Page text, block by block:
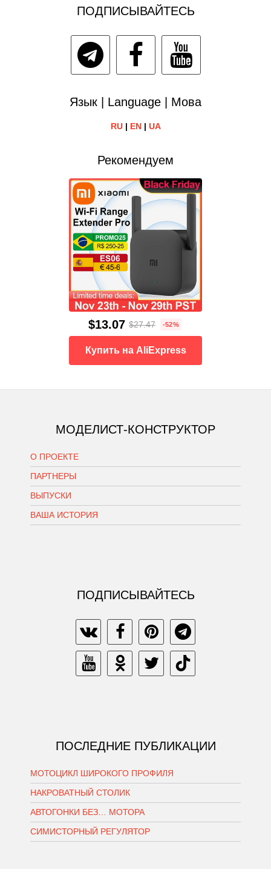
ПОДПИСЫВАЙТЕСЬ
Язык | Language | Мова
RU| EN| UA
Рекомендуем
$13.07 $27.47 -52%
Купить на AliExpress
МОДЕЛИСТ-КОНСТРУКТОР
О ПРОЕКТЕ
ПАРТНЕРЫ
ВЫПУСКИ
ВАША ИСТОРИЯ
ПОДПИСЫВАЙТЕСЬ
ПОСЛЕДНИЕ ПУБЛИКАЦИИ
МОТОЦИКЛ ШИРОКОГО ПРОФИЛЯ
НАКРОВАТНЫЙ СТОЛИК
АВТОГОНКИ БЕЗ… МОТОРА
СИМИСТОРНЫЙ РЕГУЛЯТОР